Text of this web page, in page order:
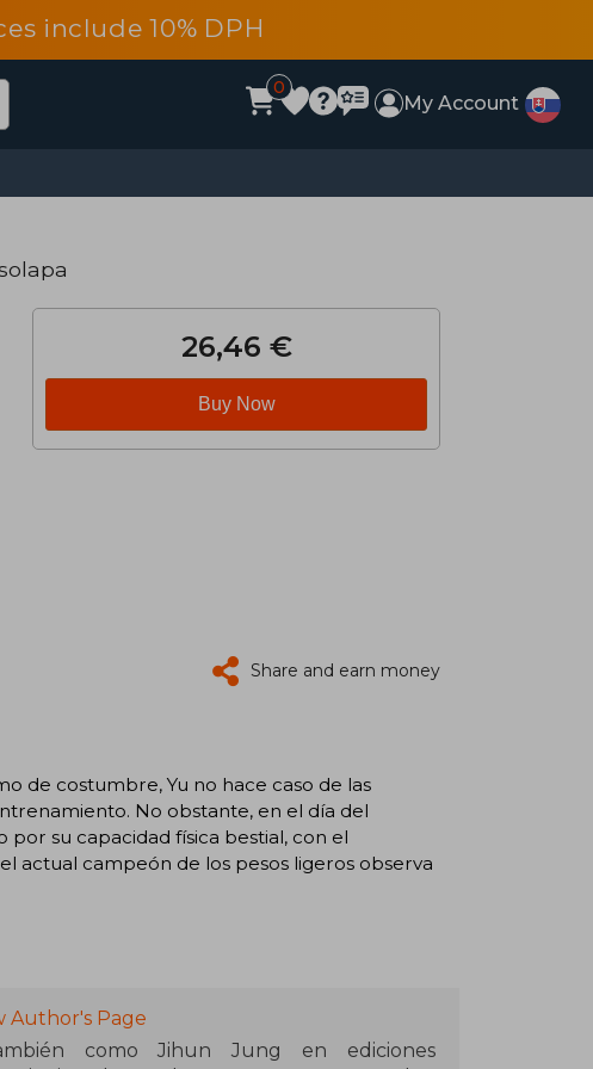
include 10% DPH
0
My Account
26,46 €
Buy Now
Share and earn money
de costumbre, Yu no hace caso de las
No obstante, en el día del
su capacidad física bestial, con el
actual campeón de los pesos ligeros observa
Author's Page
como Jihun Jung en ediciones